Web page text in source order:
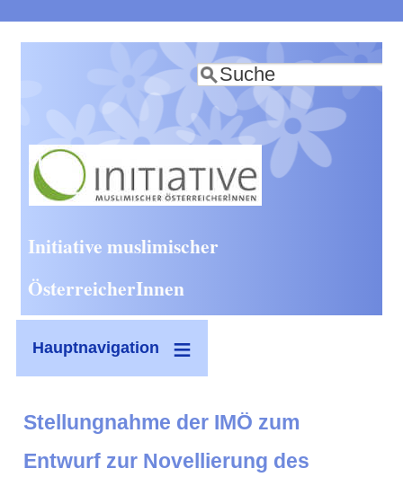
zum
Inhalt
Suche
Initiative muslimischer
ÖsterreicherInnen
Hauptnavigation
Stellungnahme der IMÖ zum
Entwurf zur Novellierung des